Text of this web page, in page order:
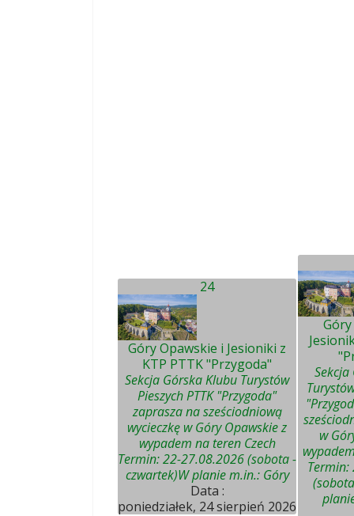
24
Góry Opawskie i Jesioniki z
KTP PTTK "Przygoda"
Sekcja Górska Klubu Turystów
Pieszych PTTK "Przygoda"
zaprasza na sześciodniową
wycieczkę w Góry Opawskie z
wypadem na teren Czech
Termin: 22-27.08.2026 (sobota -
czwartek)W planie m.in.: Góry
Data :
poniedziałek, 24 sierpień 2026
w
Termin: